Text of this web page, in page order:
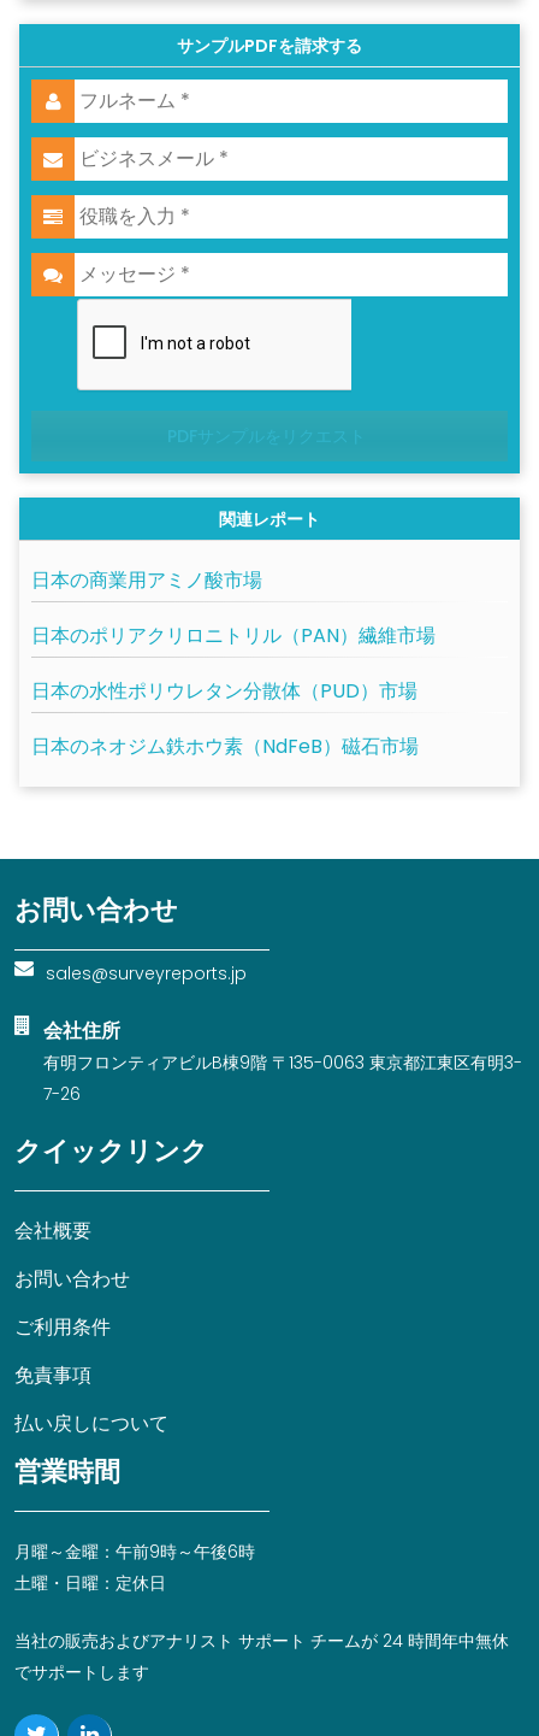
サンプルPDFを請求する
PDFサンプルをリクエスト
関連レポート
日本の商業用アミノ酸市場
日本のポリアクリロニトリル（PAN）繊維市場
日本の水性ポリウレタン分散体（PUD）市場
日本のネオジム鉄ホウ素（NdFeB）磁石市場
お問い合わせ
sales@surveyreports.jp
会社住所
有明フロンティアビルB棟9階 〒135-0063 東京都江東区有明3-
7-26
クイックリンク
会社概要
お問い合わせ
ご利用条件
免責事項
払い戻しについて
営業時間
月曜～金曜：午前9時～午後6時
土曜・日曜：定休日
当社の販売およびアナリスト サポート チームが 24 時間年中無休
でサポートします